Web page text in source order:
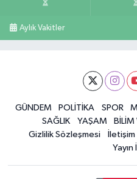
Aylık Vakitler
GÜNDEM POLİTİKA SPOR
SAĞLIK
YAŞAM BİLİM
Gizlilik Sözleşmesi
İletişim